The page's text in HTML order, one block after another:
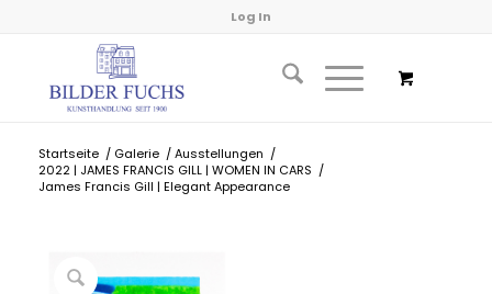
Log In
Startseite / Galerie / Ausstellungen /
2022 | JAMES FRANCIS GILL | WOMEN IN CARS /
James Francis Gill | Elegant Appearance